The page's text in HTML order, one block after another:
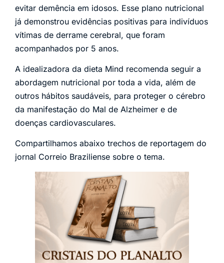
evitar demência em idosos. Esse plano nutricional
já demonstrou evidências positivas para indivíduos
vítimas de derrame cerebral, que foram
acompanhados por 5 anos.
A idealizadora da dieta Mind recomenda seguir a
abordagem nutricional por toda a vida, além de
outros hábitos saudáveis, para proteger o cérebro
da manifestação do Mal de Alzheimer e de
doenças cardiovasculares.
Compartilhamos abaixo trechos de reportagem do
jornal Correio Braziliense sobre o tema.